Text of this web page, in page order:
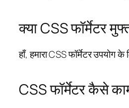
क्या CSS फॉर्मेटर
हाँ, हमारा CSS फॉर्मेटर उपयोग
CSS फॉर्मेटर कैसे